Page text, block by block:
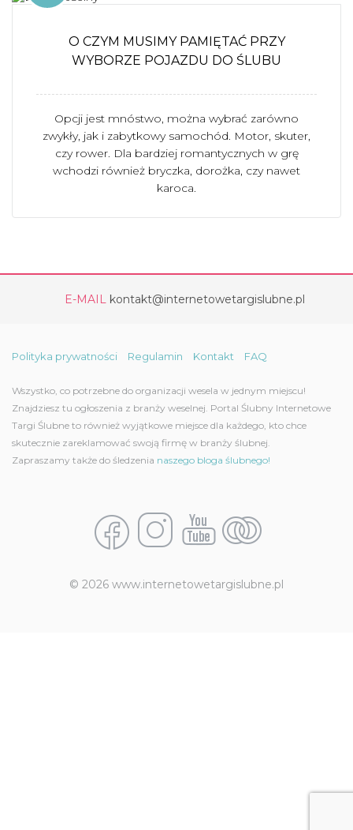
O CZYM MUSIMY PAMIĘTAĆ PRZY
WYBORZE POJAZDU DO ŚLUBU
Opcji jest mnóstwo, można wybrać zarówno
zwykły, jak i zabytkowy samochód. Motor, skuter,
czy rower. Dla bardziej romantycznych w grę
wchodzi również bryczka, dorożka, czy nawet
karoca.
E-MAIL kontakt@internetowetargislubne.pl
Polityka prywatności Regulamin Kontakt FAQ
Wszystko, co potrzebne do organizacji wesela w jednym miejscu!
Znajdziesz tu ogłoszenia z branży weselnej. Portal Ślubny Internetowe
Targi Ślubne to również wyjątkowe miejsce dla każdego, kto chce
skutecznie zareklamować swoją firmę w branży ślubnej.
Zapraszamy także do śledzenia naszego bloga ślubnego!
© 2026 www.internetowetargislubne.pl